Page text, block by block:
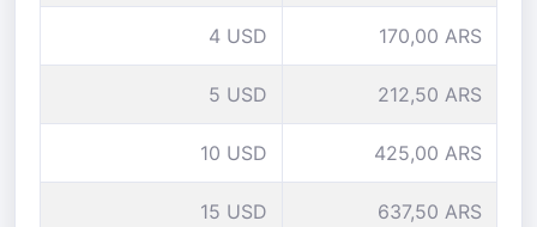
4 USD 170,00 ARS
5 USD 212,50 ARS
10 USD 425,00 ARS
15 USD 637,50 ARS